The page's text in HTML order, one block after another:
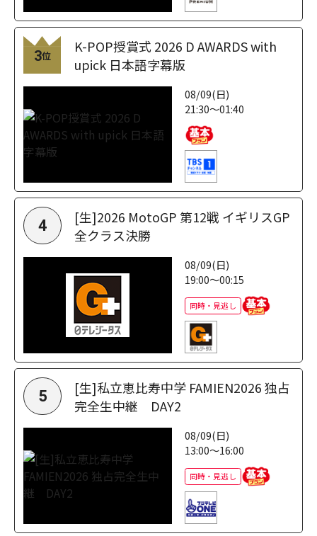
3位
K-POP授賞式 2026 D AWARDS with
upick 日本語字幕版
08/09(日)
21:30～01:40
4
[生]2026 MotoGP 第12戦 イギリスGP
全クラス決勝
08/09(日)
19:00～00:15
同時・見逃し
5
[生]私立恵比寿中学 FAMIEN2026 独占
完全生中継 DAY2
08/09(日)
13:00～16:00
同時・見逃し